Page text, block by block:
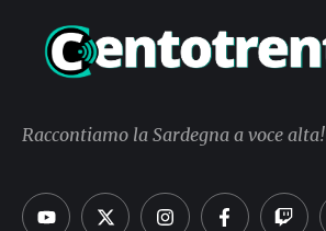
Raccontiamo la Sardegna a voce alta!